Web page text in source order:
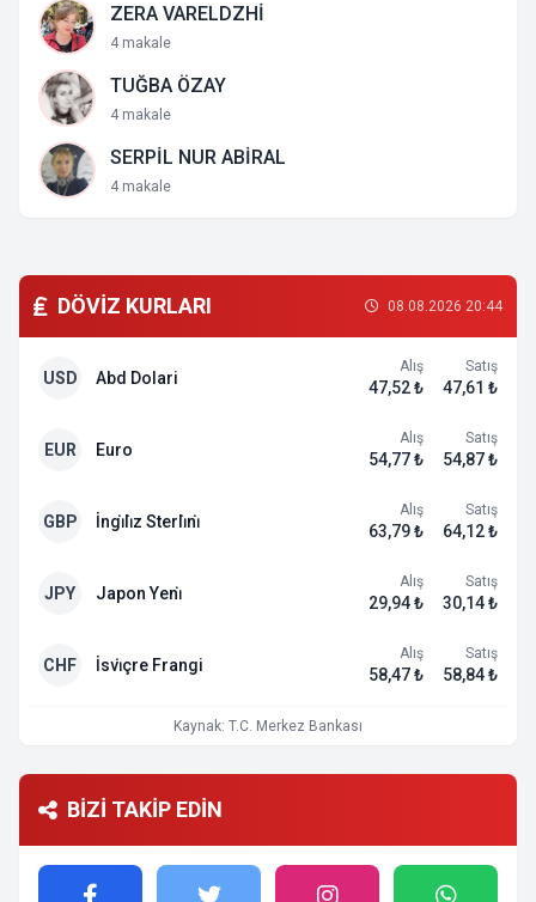
ZERA VARELDZHİ
4 makale
TUĞBA ÖZAY
4 makale
SERPİL NUR ABİRAL
4 makale
DÖVİZ KURLARI 08.08.2026 20:44
USD Abd Dolari
Alış
47,52 ₺
Satış
47,61 ₺
EUR Euro
Alış
54,77 ₺
Satış
54,87 ₺
GBP İngi̇li̇z Sterli̇ni̇
Alış
63,79 ₺
Satış
64,12 ₺
JPY Japon Yeni̇
Alış
29,94 ₺
Satış
30,14 ₺
CHF İsvi̇çre Frangi
Alış
58,47 ₺
Satış
58,84 ₺
Kaynak: T.C. Merkez Bankası
BİZİ TAKİP EDİN